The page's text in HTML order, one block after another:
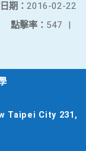
期： 2016-02-22
點擊率： 547 |
Taipei City 231,